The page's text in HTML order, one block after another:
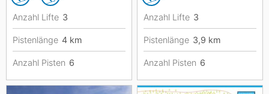
Anzahl Lifte 3
Pistenlänge 4 km
Anzahl Pisten 6
Anzahl Lifte 3
Pistenlänge 3,9 km
Anzahl Pisten 6